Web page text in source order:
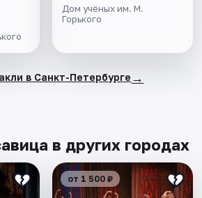
Дом учёных им. М.
Горького
в Санкт-Петербурге →
в других городах
от 1 500 ₽